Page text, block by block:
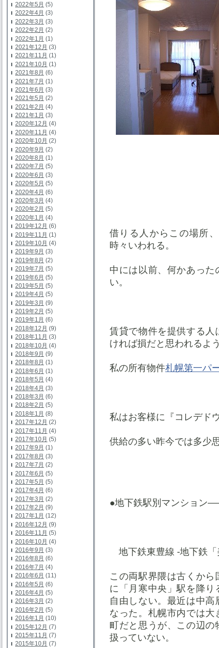
2022年5月 (5)
2022年4月 (3)
2022年3月 (3)
2022年2月 (2)
2022年1月 (1)
2021年12月 (3)
2021年11月 (1)
2021年10月 (1)
2021年8月 (6)
2021年7月 (1)
2021年6月 (3)
2021年5月 (2)
2021年2月 (4)
2021年1月 (3)
2020年12月 (4)
2020年11月 (4)
2020年10月 (2)
2020年9月 (2)
2020年8月 (1)
2020年7月 (5)
2020年6月 (3)
2020年5月 (5)
2020年4月 (6)
2020年3月 (4)
2020年2月 (5)
2020年1月 (4)
2019年12月 (6)
2019年11月 (1)
2019年10月 (4)
2019年9月 (3)
2019年8月 (2)
2019年7月 (5)
2019年6月 (5)
2019年5月 (5)
2019年4月 (5)
2019年3月 (9)
2019年2月 (5)
2019年1月 (6)
2018年12月 (9)
2018年11月 (3)
2018年10月 (4)
2018年9月 (9)
2018年8月 (1)
2018年6月 (1)
2018年5月 (4)
2018年4月 (3)
2018年3月 (6)
2018年2月 (5)
2018年1月 (8)
2017年12月 (2)
2017年11月 (4)
2017年10月 (5)
2017年9月 (1)
2017年8月 (3)
2017年7月 (2)
2017年6月 (5)
2017年5月 (5)
2017年4月 (6)
2017年3月 (2)
2017年2月 (9)
2017年1月 (12)
2016年12月 (9)
2016年11月 (5)
2016年10月 (4)
2016年9月 (3)
2016年8月 (6)
2016年7月 (4)
2016年6月 (11)
2016年5月 (6)
2016年4月 (5)
2016年3月 (2)
2016年2月 (5)
2016年1月 (10)
2015年12月 (7)
2015年11月 (7)
2015年10月 (7)
借りる人からこの場所
時々いわれる。
中には以前、何かあっ
い。
賃貸で物件を提供する
ければ損だと思われるよ
私の所有物件札幌第一パ
私はお客様に『コレデド
供給の多い昨今では多少
●地下鉄駅別マンション
地下鉄東豊線 -地下鉄
この両駅界隈は古くか
に「月寒中央」駅を降
自由しない。最近は中
なった。札幌市内では
町だと思うが、この辺
扱っていない。